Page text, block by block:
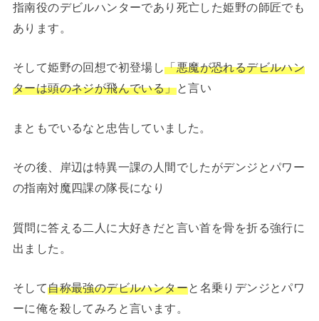
指南役のデビルハンターであり死亡した姫野の師匠でも
あります。
そして姫野の回想で初登場し「悪魔が恐れるデビルハン
ターは頭のネジが飛んでいる」と言い
まともでいるなと忠告していました。
その後、岸辺は特異一課の人間でしたがデンジとパワー
の指南対魔四課の隊長になり
質問に答える二人に大好きだと言い首を骨を折る強行に
出ました。
そして自称最強のデビルハンターと名乗りデンジとパワ
ーに俺を殺してみろと言います。